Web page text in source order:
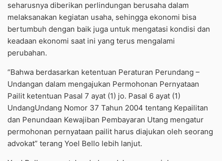
seharusnya diberikan perlindungan berusaha dalam
melaksanakan kegiatan usaha, sehingga ekonomi bisa
bertumbuh dengan baik juga untuk mengatasi kondisi dan
keadaan ekonomi saat ini yang terus mengalami
perubahan.
“Bahwa berdasarkan ketentuan Peraturan Perundang –
Undangan dalam mengajukan Permohonan Pernyataan
Pailit ketentuan Pasal 7 ayat (1) jo. Pasal 6 ayat (1)
UndangUndang Nomor 37 Tahun 2004 tentang Kepailitan
dan Penundaan Kewajiban Pembayaran Utang mengatur
permohonan pernyataan pailit harus diajukan oleh seorang
advokat” terang Yoel Bello lebih lanjut.